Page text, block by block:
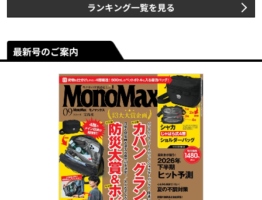
ランキング一覧を見る
最新号のご案内